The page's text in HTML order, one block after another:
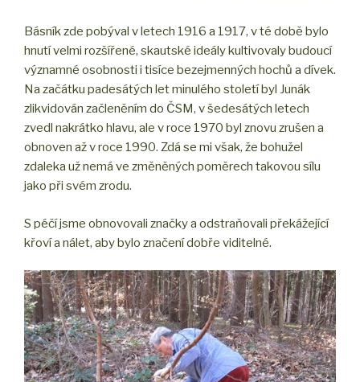
Básník zde pobýval v letech 1916 a 1917, v té době bylo
hnutí velmi rozšířené, skautské ideály kultivovaly budoucí
významné osobnosti i tisíce bezejmenných hochů a dívek.
Na začátku padesátých let minulého století byl Junák
zlikvidován začleněním do ČSM, v šedesátých letech
zvedl nakrátko hlavu, ale v roce 1970 byl znovu zrušen a
obnoven až v roce 1990. Zdá se mi však, že bohužel
zdaleka už nemá ve změněných poměrech takovou sílu
jako při svém zrodu.
S péčí jsme obnovovali značky a odstraňovali překážející
křoví a nálet, aby bylo značení dobře viditelné.